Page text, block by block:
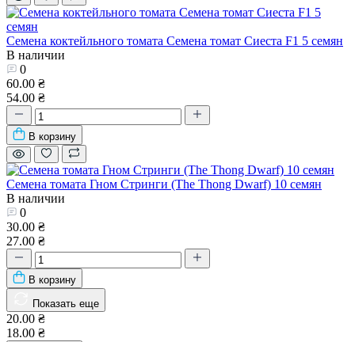
Семена коктейльного томата Семена томат Сиеста F1 5 семян
В наличии
0
60.00 ₴
54.00 ₴
В корзину
Семена томата Гном Стринги (The Thong Dwarf) 10 семян
В наличии
0
30.00 ₴
27.00 ₴
В корзину
Показать еще
20.00 ₴
18.00 ₴